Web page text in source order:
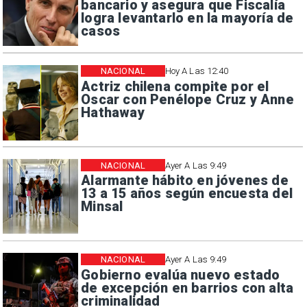
bancario y asegura que Fiscalía
logra levantarlo en la mayoría de
casos
Hoy A Las 12:40
Actriz chilena compite por el
Oscar con Penélope Cruz y Anne
Hathaway
NACIONAL
Ayer A Las 9:49
Alarmante hábito en jóvenes de
13 a 15 años según encuesta del
Minsal
NACIONAL
Ayer A Las 9:49
Gobierno evalúa nuevo estado
de excepción en barrios con alta
criminalidad
NACIONAL